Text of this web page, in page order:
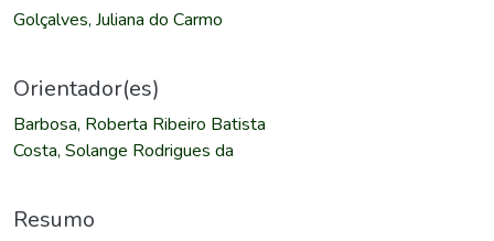
Golçalves, Juliana do Carmo
Orientador(es)
Barbosa, Roberta Ribeiro Batista
Costa, Solange Rodrigues da
Resumo